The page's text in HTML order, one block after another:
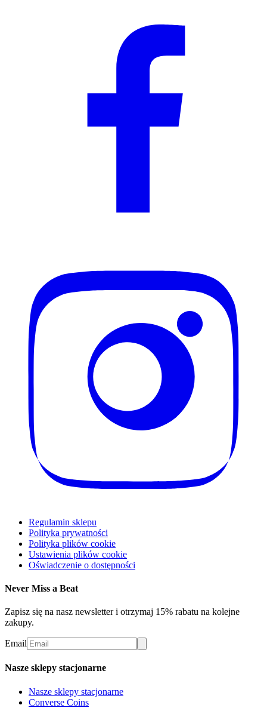
Regulamin sklepu
Polityka prywatności
Polityka plików cookie
Ustawienia plików cookie
Oświadczenie o dostępności
Never Miss a Beat
Zapisz się na nasz newsletter i otrzymaj 15% rabatu na kolejne
zakupy.
Email
Nasze sklepy stacjonarne
Nasze sklepy stacjonarne
Converse Coins